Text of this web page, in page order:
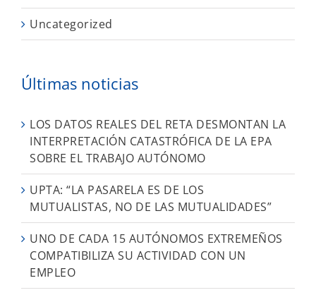
Uncategorized
Últimas noticias
LOS DATOS REALES DEL RETA DESMONTAN LA
INTERPRETACIÓN CATASTRÓFICA DE LA EPA
SOBRE EL TRABAJO AUTÓNOMO
UPTA: “LA PASARELA ES DE LOS
MUTUALISTAS, NO DE LAS MUTUALIDADES”
UNO DE CADA 15 AUTÓNOMOS EXTREMEÑOS
COMPATIBILIZA SU ACTIVIDAD CON UN
EMPLEO